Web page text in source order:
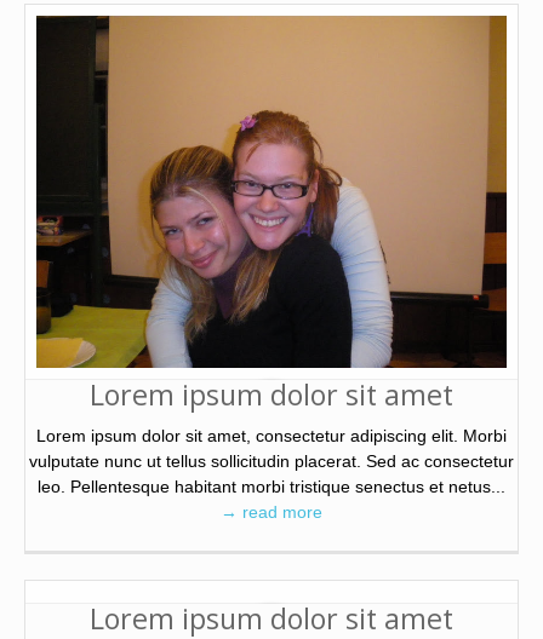
Lorem ipsum dolor sit amet
Lorem ipsum dolor sit amet, consectetur adipiscing elit. Morbi
vulputate nunc ut tellus sollicitudin placerat. Sed ac consectetur
leo. Pellentesque habitant morbi tristique senectus et netus...
→ read more
Lorem ipsum dolor sit amet